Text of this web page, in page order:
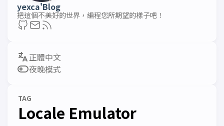
yexca'Blog
把這個不美好的世界，編程您所期望的樣子吧！
夜晚模式
TAG
Locale Emulator